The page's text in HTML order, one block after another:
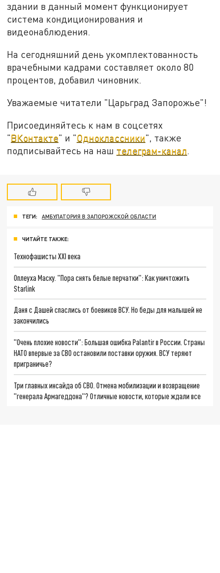
здании в данный момент функционирует
система кондиционирования и
видеонаблюдения.
На сегодняшний день укомплектованность
врачебными кадрами составляет около 80
процентов, добавил чиновник.
Уважаемые читатели "Царьград Запорожье"!
Присоединяйтесь к нам в соцсетях
"ВКонтакте" и "Одноклассники", также
подписывайтесь на наш телеграм-канал
ТЕГИ: АМБУЛАТОРИЯ В ЗАПОРОЖСКОЙ ОБЛАСТИ
ЧИТАЙТЕ ТАКЖЕ:
Технофашисты XXI века
Оплеуха Маску. "Пора снять белые перчатки": Как уничтожить
Starlink
Даня с Дашей спаслись от боевиков ВСУ. Но беды для малышей не
закончились
"Очень плохие новости": Большая ошибка Palantir в России. Страны
НАТО впервые за СВО остановили поставки оружия. ВСУ теряют
приграничье?
Три главных инсайда об СВО. Отмена мобилизации и возвращение
"генерала Армагеддона"? Отличные новости, которые ждали все